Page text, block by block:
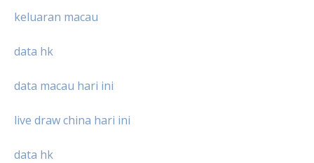
keluaran macau
data hk
data macau hari ini
live draw china hari ini
data hk